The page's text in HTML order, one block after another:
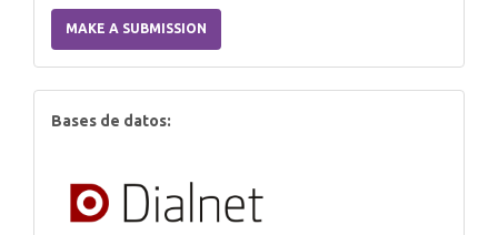
a
Submission
MAKE A SUBMISSION
Bases de datos: